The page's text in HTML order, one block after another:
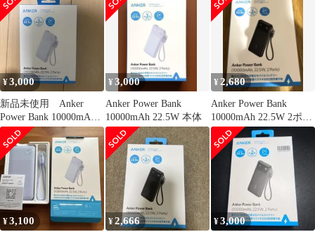
¥3,000
新品未使用 Anker
Power Bank 10000mAh
22.5W
¥3,000
Anker Power Bank
10000mAh 22.5W 本体
¥2,680
Anker Power Bank
10000mAh 22.5W 2ポー
ト
¥3,100 ¥2,666 ¥3,000